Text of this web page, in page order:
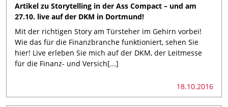
Artikel zu Storytelling in der Ass Compact – und am
27.10. live auf der DKM in Dortmund!
Mit der richtigen Story am Türsteher im Gehirn vorbei!
Wie das für die Finanzbranche funktioniert, sehen Sie
hier! Live erleben Sie mich auf der DKM, der Leitmesse
für die Finanz- und Versich[...]
18.10.2016